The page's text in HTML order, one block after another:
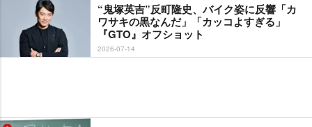
“鬼塚英吉”反町隆史、バイク姿に反響「カ
ワサキの黒なんだ」「カッコよすぎる」
『GTO』オフショット
2026-07-14